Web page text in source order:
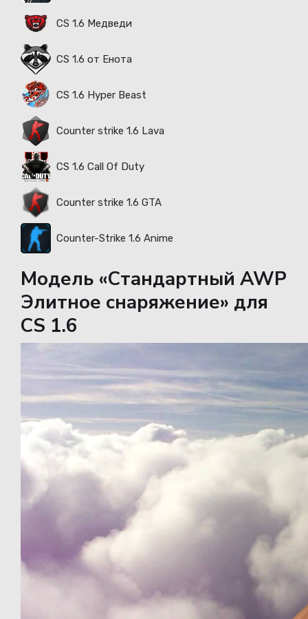
CS 1.6 Медведи
CS 1.6 от Енота
CS 1.6 Hyper Beast
Counter strike 1.6 Lava
CS 1.6 Call Of Duty
Counter strike 1.6 GTA
Counter-Strike 1.6 Anime
Модель «Стандартный AWP
Элитное снаряжение» для
CS 1.6